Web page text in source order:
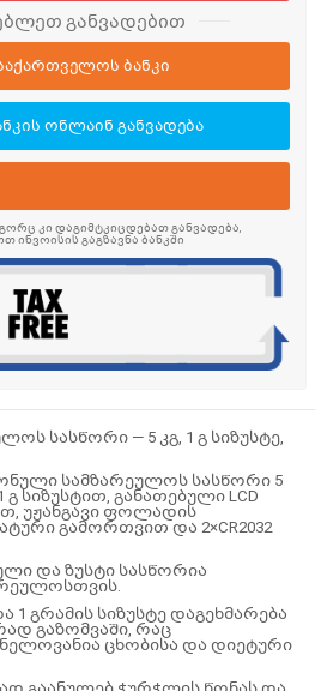
განვადებით
ბანკი
ონლაინ განვადება
კი დაგიმტკიცდებათ განვადება,
გაგზავნა ბანკში
სასწორი — 5 კგ, 1 გ სიზუსტე,
სამზარეულოს სასწორი 5
სიზუსტით, განათებული LCD
უჟანგავი ფოლადის
გამორთვით და 2×CR2032
და ზუსტი სასწორია
1 გრამის სიზუსტე დაგეხმარება
გაზომვაში, რაც
ცხობისა და დიეტური